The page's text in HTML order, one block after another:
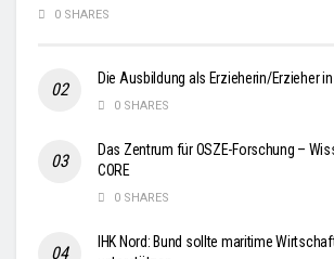
0 SHARES
Die Ausbildung als Erzieherin/Erzieher
0 SHARES
Das Zentrum für OSZE-Forschung –
CORE
0 SHARES
IHK Nord: Bund sollte maritime